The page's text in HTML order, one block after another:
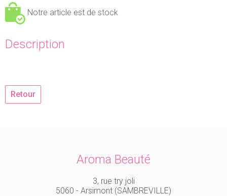
Notre article est de stock
Description
Retour
Aroma Beauté
3, rue try joli
5060 - Arsimont (SAMBREVILLE)